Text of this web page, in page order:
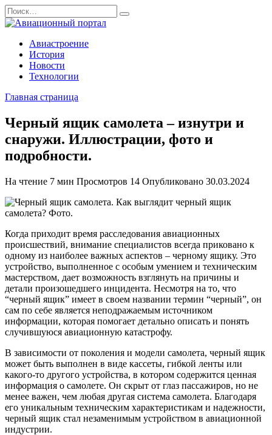
Перейти
к
содержанию
Search
for:
Авиастроение
История
Новости
Технологии
Главная страница
Черный ящик самолета – изнутри и
снаружи. Иллюстрации, фото и
подробности.
На чтение 7 мин Просмотров 14 Опубликовано 30.03.2024
Когда приходит время расследования авиационных
происшествий, внимание специалистов всегда приковано к
одному из наиболее важных аспектов – черному ящику. Это
устройство, выполненное с особым умением и техническим
мастерством, дает возможность взглянуть на причины и
детали произошедшего инцидента. Несмотря на то, что
“черный ящик” имеет в своем названии термин “черный”, он
сам по себе является неподражаемым источником
информации, которая помогает детально описать и понять
случившуюся авиационную катастрофу.
В зависимости от поколения и модели самолета, черный ящик
может быть выполнен в виде кассеты, гибкой ленты или
какого-то другого устройства, в котором содержится ценная
информация о самолете. Он скрыт от глаз пассажиров, но не
менее важен, чем любая другая система самолета. Благодаря
его уникальным техническим характеристикам и надежности,
черный ящик стал незаменимым устройством в авиационной
индустрии.